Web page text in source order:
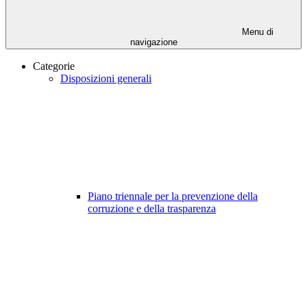
Menu di
navigazione
Categorie
Disposizioni generali
Piano triennale per la prevenzione della
corruzione e della trasparenza